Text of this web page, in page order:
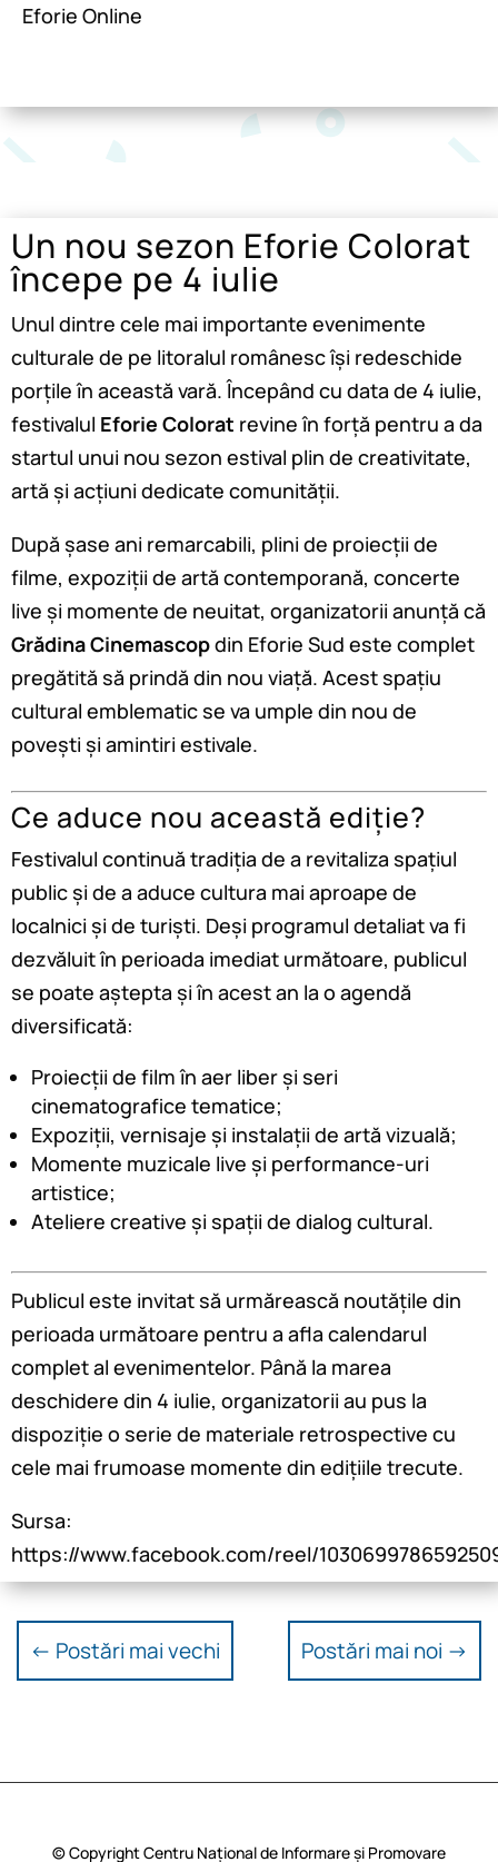
Eforie Online
Un nou sezon Eforie Colorat
începe pe 4 iulie
Unul dintre cele mai importante evenimente
culturale de pe litoralul românesc își redeschide
porțile în această vară. Începând cu data de 4 iulie,
festivalul Eforie Colorat revine în forță pentru a da
startul unui nou sezon estival plin de creativitate,
artă și acțiuni dedicate comunității.
După șase ani remarcabili, plini de proiecții de
filme, expoziții de artă contemporană, concerte
live și momente de neuitat, organizatorii anunță că
Grădina Cinemascopdin Eforie Sud este complet
pregătită să prindă din nou viață. Acest spațiu
cultural emblematic se va umple din nou de
povești și amintiri estivale.
Ce aduce nou această ediție?
Festivalul continuă tradiția de a revitaliza spațiul
public și de a aduce cultura mai aproape de
localnici și de turiști. Deși programul detaliat va fi
dezvăluit în perioada imediat următoare, publicul
se poate aștepta și în acest an la o agendă
diversificată:
Proiecții de film în aer liber și seri
cinematografice tematice;
Expoziții, vernisaje și instalații de artă vizuală;
Momente muzicale live și performance-uri
artistice;
Ateliere creative și spații de dialog cultural.
Publicul este invitat să urmărească noutățile din
perioada următoare pentru a afla calendarul
complet al evenimentelor. Până la marea
deschidere din 4 iulie, organizatorii au pus la
dispoziție o serie de materiale retrospective cu
cele mai frumoase momente din edițiile trecute.
Sursa:
https://www.facebook.com/reel/
← Postări mai vechi Postări mai noi →
© Copyright Centru Național de Informare și Promovare